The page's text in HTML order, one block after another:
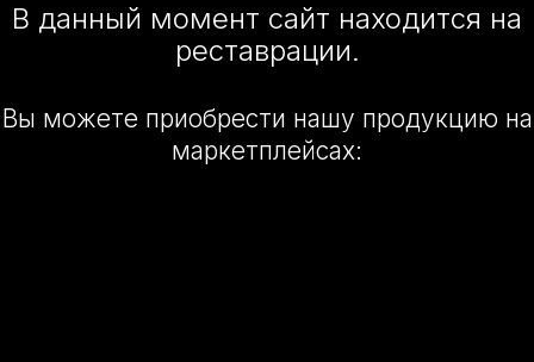
В данный момент сайт находится на
реставрации.
Вы можете приобрести нашу продукцию на
маркетплейсах: